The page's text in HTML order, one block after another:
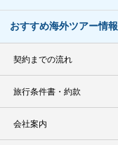
おすすめ海外ツアー情報
契約までの流れ
旅行条件書・約款
会社案内